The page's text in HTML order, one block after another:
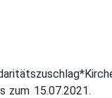
zum 15.07.2021.